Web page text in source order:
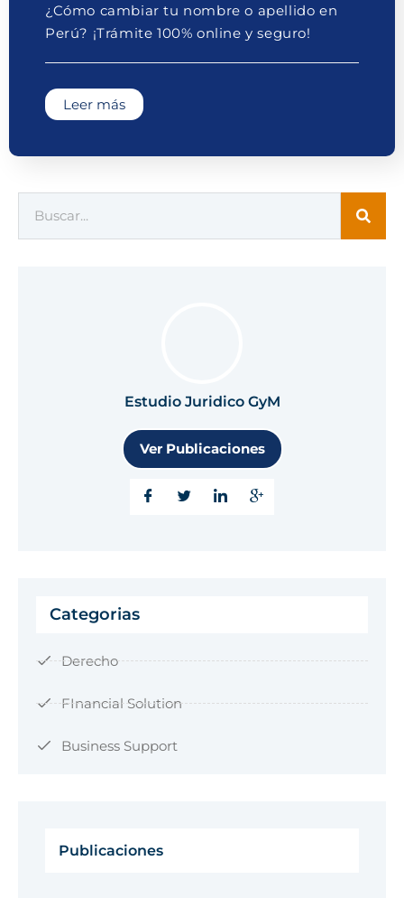
¿Cómo cambiar tu nombre o apellido en
Perú? ¡Trámite 100% online y seguro!
Leer más
Estudio Juridico GyM
Ver Publicaciones
Categorias
Derecho
FInancial Solution
Business Support
Publicaciones